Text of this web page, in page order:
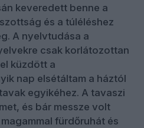
keveredett benne a
és a túléléshez
A nyelvtudása a
csak korlátozottan
küzdött a
nap elsétáltam a háztól
egyikéhez. A tavaszi
és bár messze volt
fürdőruhát és